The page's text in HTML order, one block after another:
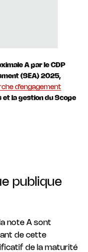
A par le CDP
(SEA) 2025,
d’engagement
et la gestion du Scope
publique
note A sont
de cette
de la maturité